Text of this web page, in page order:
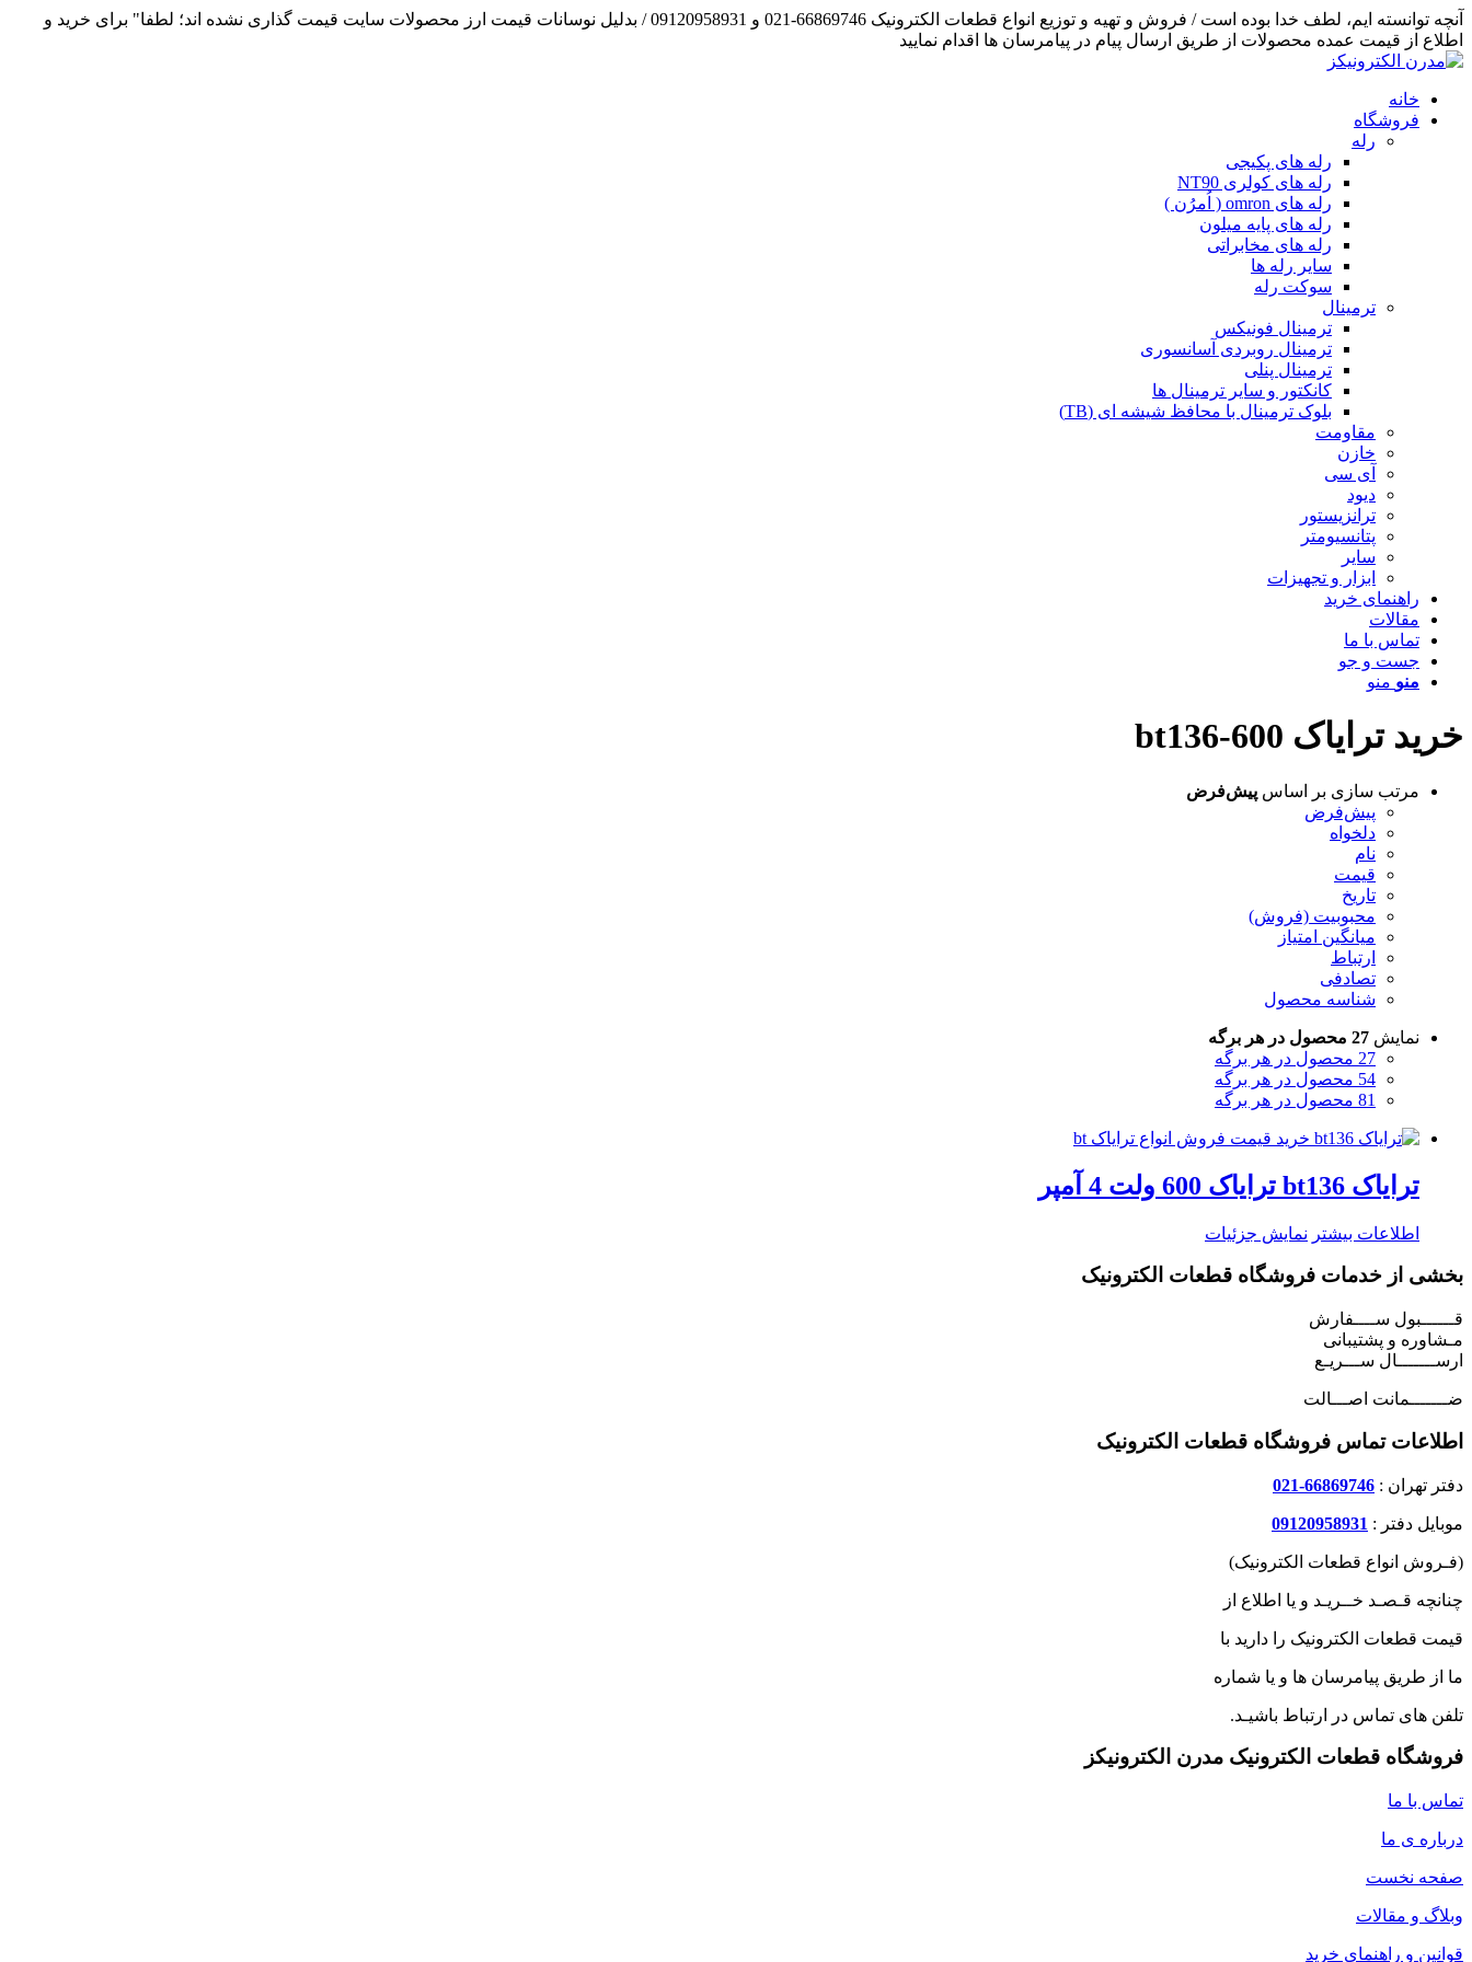
آنچه توانسته ایم، لطف خدا بوده است / فروش و تهیه و توزیع انواع قطعات الکترونیک 66869746-021 و 09120958931 / بدلیل نوسانات قیمت ارز محصولات سایت قیمت گذاری نشده اند؛ لطفا" برای خرید و
اطلاع از قیمت عمده محصولات از طریق ارسال پیام در پیامرسان ها اقدام نمایید
خانه
فروشگاه
رله
رله های پکیجی
رله های کولری NT90
رله های omron ( اُمرُن )
رله های پایه میلون
رله های مخابراتی
سایر رله ها
سوکت رله
ترمینال
ترمینال فونیکس
ترمینال روبردی آسانسوری
ترمینال پنلی
کانکتور و سایر ترمینال ها
بلوک ترمینال با محافظ شیشه ای (TB)
مقاومت
خازن
آی سی
دیود
ترانزیستور
پتانسیومتر
سایر
ابزار و تجهیزات
راهنمای خرید
مقالات
تماس با ما
جست و جو
منو منو
خرید ترایاک bt136-600
مرتب سازی بر اساس پیش‌فرض
پیش‌فرض
دلخواه
نام
قیمت
تاریخ
محبوبیت (فروش)
میانگین امتیاز
ارتباط
تصادفی
شناسه محصول
نمایش 27 محصول در هر برگه
27 محصول در هر برگه
54 محصول در هر برگه
81 محصول در هر برگه
ترایاک bt136 ترایاک 600 ولت 4 آمپر
اطلاعات بیشتر نمایش جزئیات
بخشی از خدمات فروشگاه قطعات الکترونیک
قــــــبول ســــفارش
مـشاوره و پشتیبانی
ارســـــــال ســـریـع
ضـــــــمانت اصـــالت
اطلاعات تماس فروشگاه قطعات الکترونیک
دفتر تهران : 66869746-021
موبایل دفتر : 09120958931
(فـروش انواع قطعات الکترونیک)
چنانچه قـصـد خــریـد و یا اطلاع از
قیمت قطعات الکترونیک را دارید با
ما از طریق پیامرسان ها و یا شماره
تلفن های تماس در ارتباط باشیـد.
فروشگاه قطعات الکترونیک مدرن الکترونیکز
تماس با ما
درباره ی ما
صفحه نخست
وبلاگ و مقالات
قوانین و راهنمای خرید